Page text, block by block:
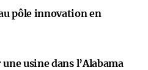
pôle innovation en
usine dans l’Alabama